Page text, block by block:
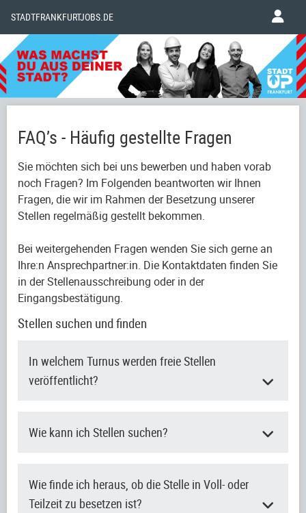
STADTFRANKFURTJOBS.DE
FAQ’s - Häufig gestellte Fragen
Sie möchten sich bei uns bewerben und haben vorab
noch Fragen? Im Folgenden beantworten wir Ihnen
Fragen, die wir im Rahmen der Besetzung unserer
Stellen regelmäßig gestellt bekommen.
Bei weitergehenden Fragen wenden Sie sich gerne an
Ihre:n Ansprechpartner:in. Die Kontaktdaten finden Sie
in der Stellenausschreibung oder in der
Eingangsbestätigung.
Stellen suchen und finden
In welchem Turnus werden freie Stellen
veröffentlicht?
Wie kann ich Stellen suchen?
Wie finde ich heraus, ob die Stelle in Voll- oder
Teilzeit zu besetzen ist?